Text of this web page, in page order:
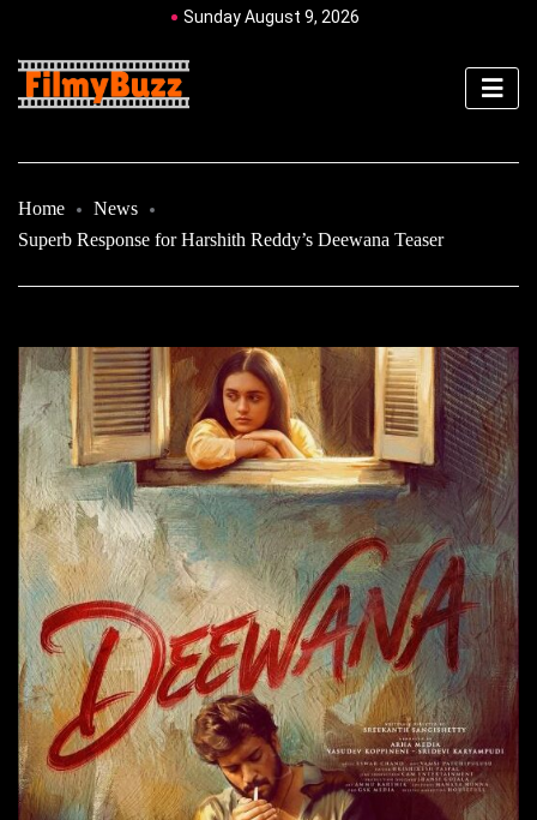
Sunday August 9, 2026
Home
News
Superb Response for Harshith Reddy’s Deewana Teaser